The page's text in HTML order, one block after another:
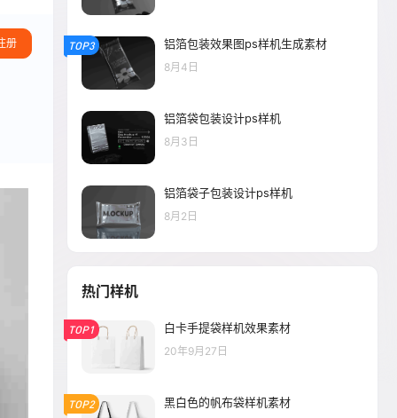
册 TOP3 铝箔包装效果图ps样机生成素材
8月4日
铝箔袋包装设计ps样机
8月3日
铝箔袋子包装设计ps样机
8月2日
热门样机
TOP1 白卡手提袋样机效果素材
20年9月27日
TOP2 黑白色的帆布袋样机素材